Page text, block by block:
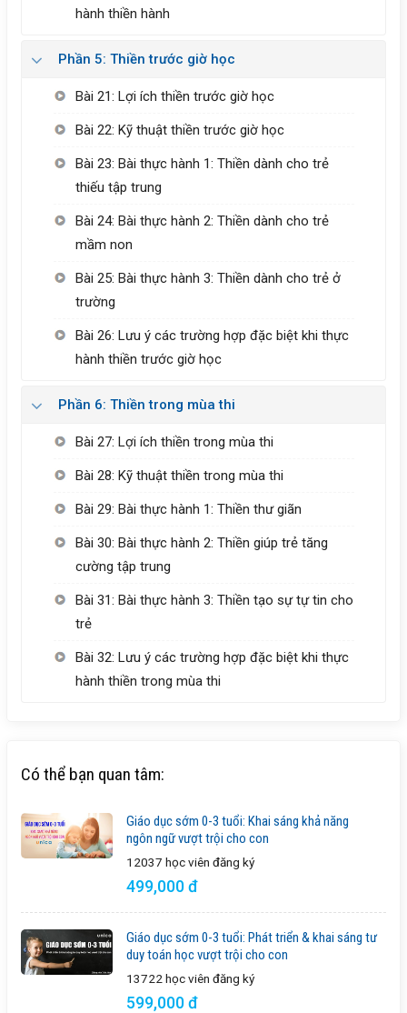
hành thiền hành
Phần 5: Thiền trước giờ học
Bài 21: Lợi ích thiền trước giờ học
Bài 22: Kỹ thuật thiền trước giờ học
Bài 23: Bài thực hành 1: Thiền dành cho trẻ
thiếu tập trung
Bài 24: Bài thực hành 2: Thiền dành cho trẻ
mầm non
Bài 25: Bài thực hành 3: Thiền dành cho trẻ ở
trường
Bài 26: Lưu ý các trường hợp đặc biệt khi thực
hành thiền trước giờ học
Phần 6: Thiền trong mùa thi
Bài 27: Lợi ích thiền trong mùa thi
Bài 28: Kỹ thuật thiền trong mùa thi
Bài 29: Bài thực hành 1: Thiền thư giãn
Bài 30: Bài thực hành 2: Thiền giúp trẻ tăng
cường tập trung
Bài 31: Bài thực hành 3: Thiền tạo sự tự tin cho
trẻ
Bài 32: Lưu ý các trường hợp đặc biệt khi thực
hành thiền trong mùa thi
Có thể bạn quan tâm:
Giáo dục sớm 0-3 tuổi: Khai sáng khả năng
ngôn ngữ vượt trội cho con
12037 học viên đăng ký
499,000 đ
Giáo dục sớm 0-3 tuổi: Phát triển & khai sáng tư
duy toán học vượt trội cho con
13722 học viên đăng ký
599,000 đ